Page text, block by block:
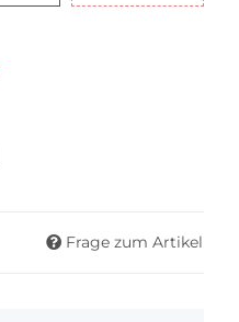
Frage zum Artikel